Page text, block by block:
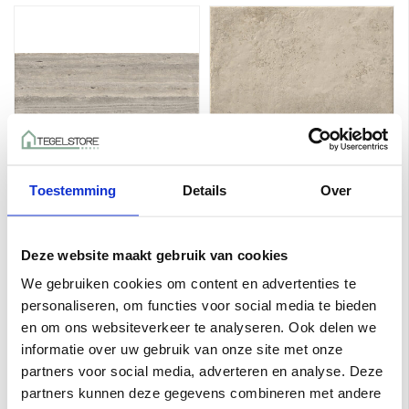
Toestemming Details Over
Deze website maakt gebruik van cookies
We gebruiken cookies om content en advertenties te
personaliseren, om functies voor social media te bieden
en om ons websiteverkeer te analyseren. Ook delen we
informatie over uw gebruik van onze site met onze
partners voor social media, adverteren en analyse. Deze
partners kunnen deze gegevens combineren met andere
Toevoegen aan winkelwagen Toevoegen aan winkelwagen